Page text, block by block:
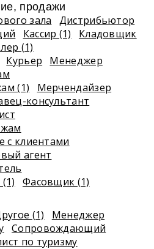
продажи
зала
Дистрибьютор
Кассир (1)
Кладовщик
(1)
Курьер
Менеджер
(1)
Мерчендайзер
консультант
с клиентами
агент
Фасовщик (1)
(1)
Менеджер
Сопровождающий
по туризму